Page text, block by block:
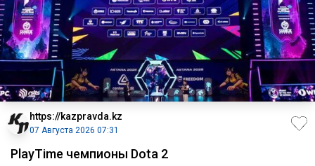
https://kazpravda.kz
07 Августа 2026 07:31
PlayTime чемпионы Dota 2